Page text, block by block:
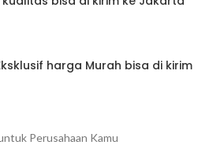
harga Murah bisa di kirim